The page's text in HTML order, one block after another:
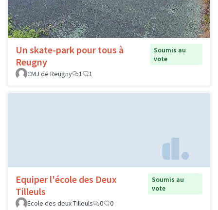
Un skate-park pour tous à
Reugny
Soumis au
vote
CMJ de Reugny
1 1
Equiper l'école des Deux
Tilleuls
Soumis au
vote
Ecole des deux Tilleuls
0 0